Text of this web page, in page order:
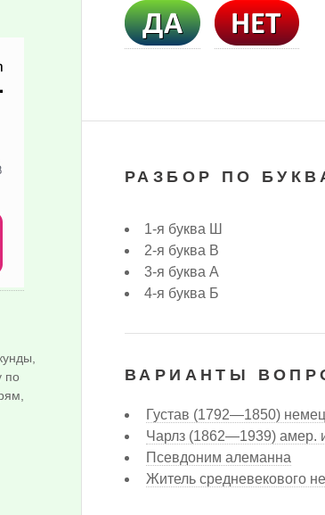
РАЗБОР ПО
1-я буква Ш
2-я буква В
3-я буква А
4-я буква Б
ВАРИАНТЫ
Густав (1792—1850)
Чарлз (1862—1939) амер.
Псевдоним алеманна
Житель средневекового
по